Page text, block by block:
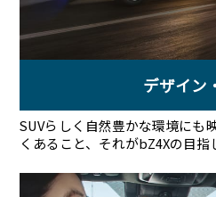
デザイン
SUVらしく自然豊かな環境にも
くあること、それがbZ4Xの目指